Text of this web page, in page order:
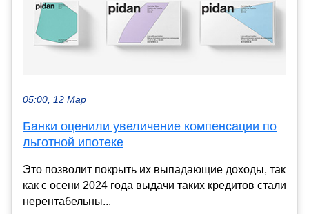
05:00, 12 Мар
Банки оценили увеличение компенсации по
льготной ипотеке
Это позволит покрыть их выпадающие доходы, так
как с осени 2024 года выдачи таких кредитов стали
нерентабельны...